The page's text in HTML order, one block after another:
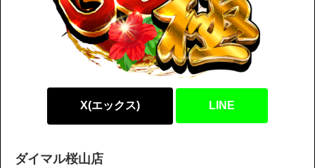
X(エックス) LINE
ダイマル桜山店